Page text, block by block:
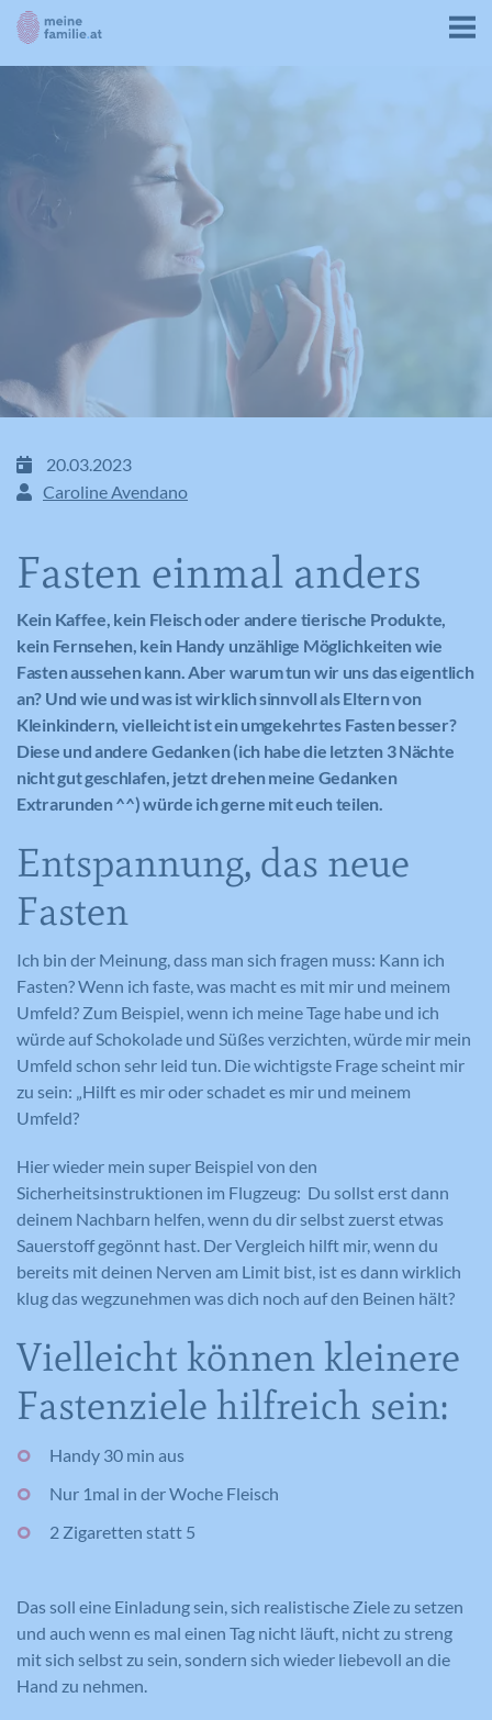
20.03.2023
Caroline Avendano
Fasten einmal anders
Kein Kaffee, kein Fleisch oder andere tierische Produkte,
kein Fernsehen, kein Handy unzählige Möglichkeiten wie
Fasten aussehen kann. Aber warum tun wir uns das eigentlich
an? Und wie und was ist wirklich sinnvoll als Eltern von
Kleinkindern, vielleicht ist ein umgekehrtes Fasten besser?
Diese und andere Gedanken (ich habe die letzten 3 Nächte
nicht gut geschlafen, jetzt drehen meine Gedanken
Extrarunden ^^) würde ich gerne mit euch teilen.
Entspannung, das neue
Fasten
Ich bin der Meinung, dass man sich fragen muss: Kann ich
Fasten? Wenn ich faste, was macht es mit mir und meinem
Umfeld? Zum Beispiel, wenn ich meine Tage habe und ich
würde auf Schokolade und Süßes verzichten, würde mir mein
Umfeld schon sehr leid tun. Die wichtigste Frage scheint mir
zu sein: „Hilft es mir oder schadet es mir und meinem
Umfeld?
Hier wieder mein super Beispiel von den
Sicherheitsinstruktionen im Flugzeug: Du sollst erst dann
deinem Nachbarn helfen, wenn du dir selbst zuerst etwas
Sauerstoff gegönnt hast. Der Vergleich hilft mir, wenn du
bereits mit deinen Nerven am Limit bist, ist es dann wirklich
klug das wegzunehmen was dich noch auf den Beinen hält?
Vielleicht können kleinere
Fastenziele hilfreich sein:
Handy 30 min aus
Nur 1mal in der Woche Fleisch
2 Zigaretten statt 5
Das soll eine Einladung sein, sich realistische Ziele zu setzen
und auch wenn es mal einen Tag nicht läuft, nicht zu streng
mit sich selbst zu sein, sondern sich wieder liebevoll an die
Hand zu nehmen.